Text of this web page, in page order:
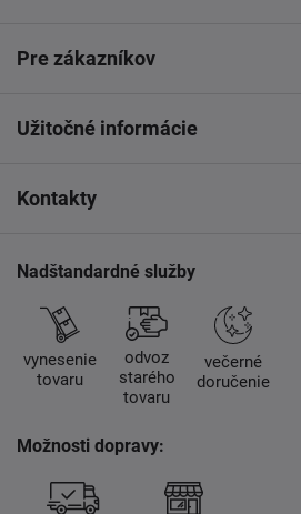
Pre zákazníkov
Užitočné informácie
Kontakty
Nadštandardné služby
vynesenie
tovaru
odvoz
starého
tovaru
večerné
doručenie
Možnosti dopravy: